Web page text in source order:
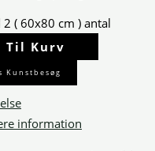
( 60x80 cm ) antal
Til Kurv
Kunstbesøg
information